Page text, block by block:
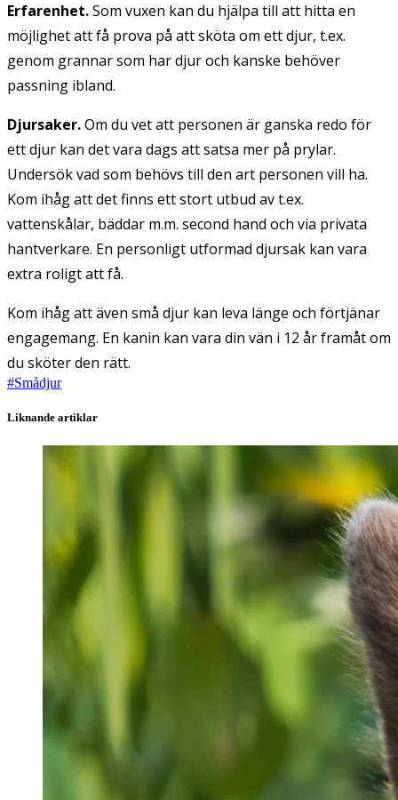
Erfarenhet.Som vuxen kan du hjälpa till att hitta en
möjlighet att få prova på att sköta om ett djur, t.ex.
genom grannar som har djur och kanske behöver
passning ibland.
Djursaker.Om du vet att personen är ganska redo för
ett djur kan det vara dags att satsa mer på prylar.
Undersök vad som behövs till den art personen vill ha.
Kom ihåg att det finns ett stort utbud av t.ex.
vattenskålar, bäddar m.m. second hand och via privata
hantverkare. En personligt utformad djursak kan vara
extra roligt att få.
Kom ihåg att även små djur kan leva länge och förtjänar
engagemang. En kanin kan vara din vän i 12 år framåt om
du sköter den rätt.
#Smådjur
Liknande artiklar